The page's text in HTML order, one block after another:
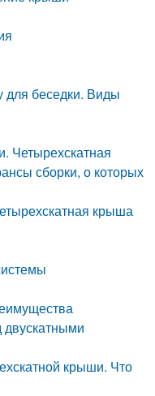
для беседки. Виды
Четырехскатная
сборки, о которых
крыша
крыши. Что